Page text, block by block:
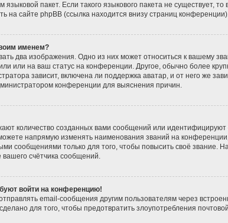
пакет. Если такого языкового пакета не существует,
сайте phpBB (ссылка находится внизу страниц
именем?
два изображения. Одно из них может относиться к вашему
или на ваш статус на конференции. Другое, обычно более
зависит, включена ли поддержка аватар, и от него же
конференции для выяснения причин.
количество созданных вами сообщений или
напрямую изменять наименования званий на
сообщениями только для того, чтобы повысить своё звание.
счётчика сообщений.
войти на конференцию!
email-сообщения другим пользователям через
для того, чтобы предотвратить злоупотребления